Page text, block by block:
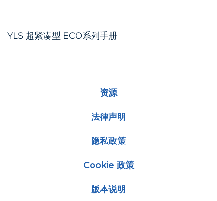
YLS 超紧凑型 ECO系列手册
资源
法律声明
隐私政策
Cookie 政策
版本说明